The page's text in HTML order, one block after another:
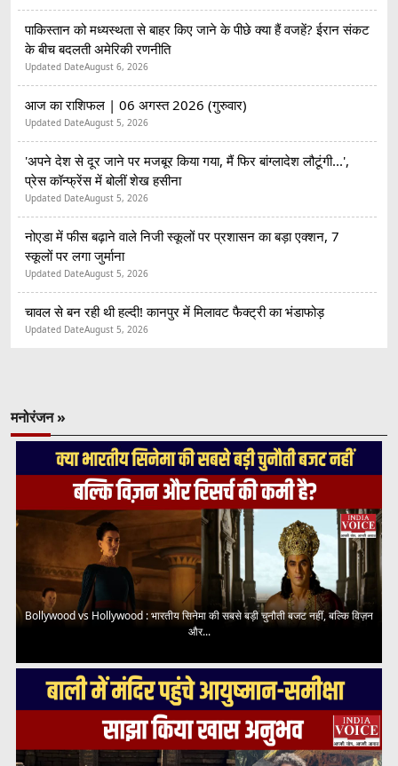
पाकिस्तान को मध्यस्थता से बाहर किए जाने के पीछे क्या हैं वजहें? ईरान संकट
के बीच बदलती अमेरिकी रणनीति
Updated DateAugust 6, 2026
आज का राशिफल | 06 अगस्त 2026 (गुरुवार)
Updated DateAugust 5, 2026
'अपने देश से दूर जाने पर मजबूर किया गया, मैं फिर बांग्लादेश लौटूंगी...',
प्रेस कॉन्फ्रेंस में बोलीं शेख हसीना
Updated DateAugust 5, 2026
नोएडा में फीस बढ़ाने वाले निजी स्कूलों पर प्रशासन का बड़ा एक्शन, 7
स्कूलों पर लगा जुर्माना
Updated DateAugust 5, 2026
चावल से बन रही थी हल्दी! कानपुर में मिलावट फैक्ट्री का भंडाफोड़
Updated DateAugust 5, 2026
मनोरंजन »
Bollywood vs Hollywood : भारतीय सिनेमा की सबसे बड़ी चुनौती बजट नहीं, बल्कि विज़न
और...